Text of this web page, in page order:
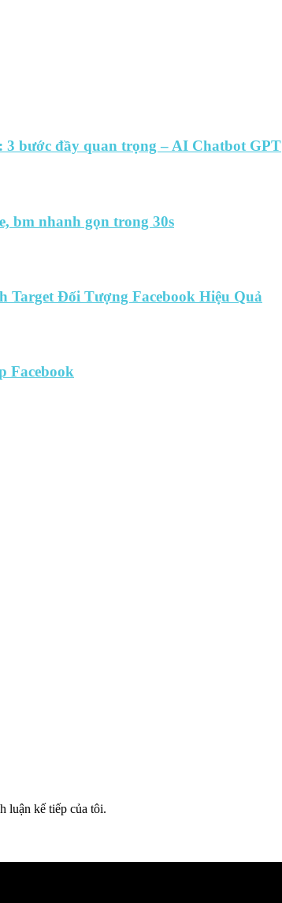
3 bước đầy quan trọng – AI Chatbot GPT
bm nhanh gọn trong 30s
Target Đối Tượng Facebook Hiệu Quả
Facebook
luận kế tiếp của tôi.